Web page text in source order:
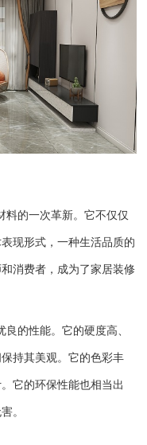
料的一次革新。它不仅仅
现形式，一种生活品质的
消费者，成为了家居装修
的性能。它的硬度高、
持其美观。它的色彩丰
它的环保性能也相当出
。